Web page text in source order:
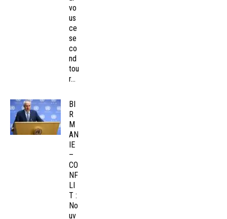
vo
us
ce
se
co
nd
tou
r...
BI
R
M
AN
IE
–
CO
NF
LI
T :
No
uv